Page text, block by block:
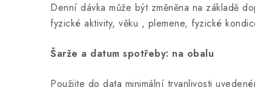
Denní dávka může být změněna na základě
fyzické aktivity, věku , plemene, fyzické
Šarže a datum spotřeby: na obalu
Použijte do data minimální trvanlivosti